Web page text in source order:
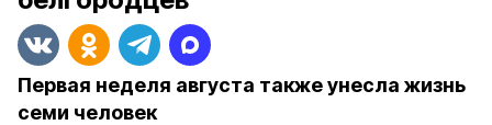
Первая неделя августа также унесла жизнь
семи человек